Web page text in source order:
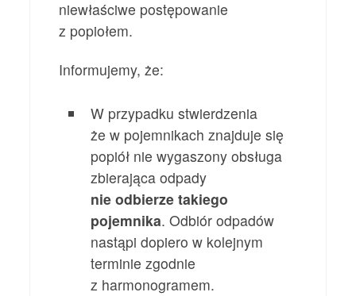
niewłaściwe postępowanie
z popiołem.
Informujemy, że:
W przypadku stwierdzenia
że w pojemnikach znajduje się
popiół nie wygaszony obsługa
zbierająca odpady
nie odbierze takiego
pojemnika. Odbiór odpadów
nastąpi dopiero w kolejnym
terminie zgodnie
z harmonogramem.